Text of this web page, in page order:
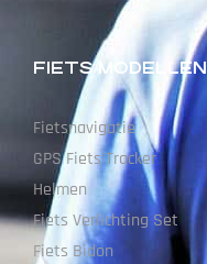
FIETS MODELLEN
Fietsnavigatie
GPS Fiets Tracker
Helmen
Fiets Verlichting Set
Fiets Bidon